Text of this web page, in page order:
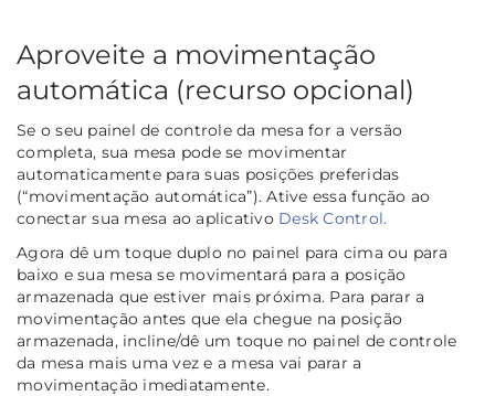
Aproveite a movimentação
automática (recurso opcional)
Se o seu painel de controle da mesa for a versão
completa, sua mesa pode se movimentar
automaticamente para suas posições preferidas
(“movimentação automática”). Ative essa função ao
conectar sua mesa ao aplicativo Desk Control.
Agora dê um toque duplo no painel para cima ou para
baixo e sua mesa se movimentará para a posição
armazenada que estiver mais próxima. Para parar a
movimentação antes que ela chegue na posição
armazenada, incline/dê um toque no painel de controle
da mesa mais uma vez e a mesa vai parar a
movimentação imediatamente.